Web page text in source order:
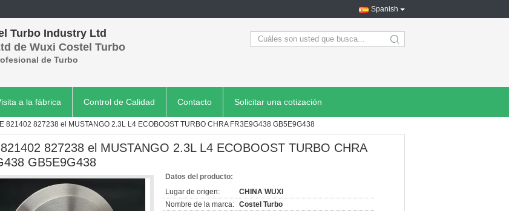
Spanish
Turbo Industry Ltd
de Wuxi Costel Turbo
de Turbo
search
a la fábrica Control de Calidad Contacto Solicitar una cotización
821402 827238 el MUSTANGO 2.3L L4 ECOBOOST TURBO CHRA FR3E9G438 GB5E9G438
827238 el MUSTANGO 2.3L L4 ECOBOOST TURBO CHRA
GB5E9G438
Datos del producto:
Lugar de origen:
CHINA WUXI
Nombre de la marca: Costel Turbo